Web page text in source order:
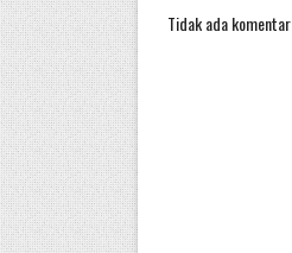
Tidak ada komentar